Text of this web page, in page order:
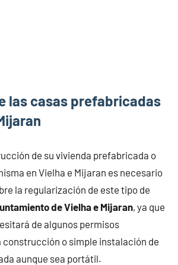
las casas prefabricadas
de su vivienda prefabricada o
en Vielha e Mijaran es necesario
la regularización de este tipo de
de Vielha e Mijaran, ya que
de algunos permisos
construcción o simple instalación de
aunque sea portátil.